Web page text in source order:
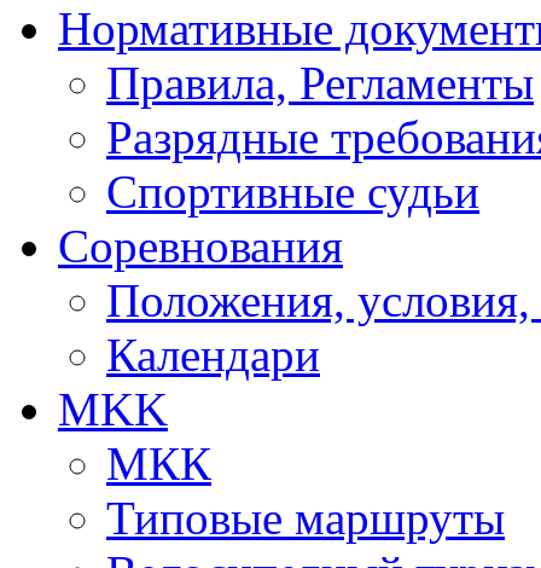
Нормативные
Правила, Регламенты
Разрядные
Спортивные судьи
Соревнования
Положения, условия,
Календари
MKK
МКК
Типовые маршруты